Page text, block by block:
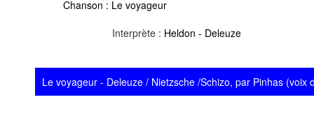
Chanson : Le voyageur
Interprète : Heldon - Deleuze
Le voyageur - Deleuze / Nietzsche /Schizo, par Pinhas (voix